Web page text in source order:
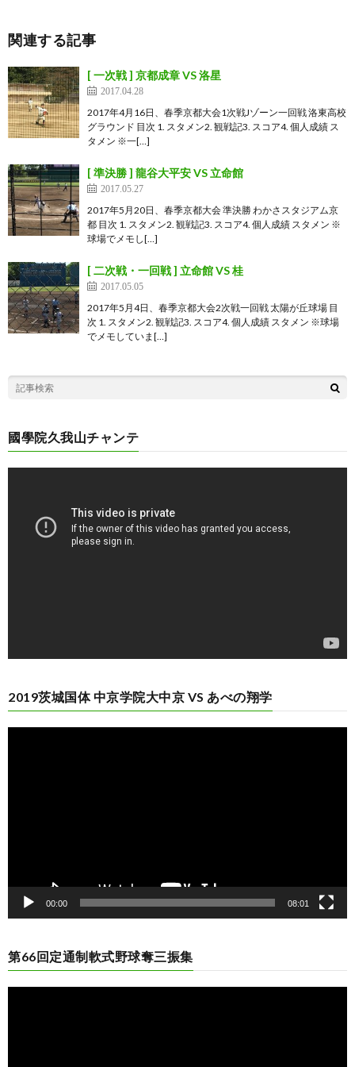
関連する記事
[ 一次戦 ] 京都成章 VS 洛星
2017.04.28
2017年4月16日、春季京都大会1次戦Jゾーン一回戦 洛東高校
グラウンド 目次 1. スタメン2. 観戦記3. スコア4. 個人成績 ス
タメン ※一[…]
[ 準決勝 ] 龍谷大平安 VS 立命館
2017.05.27
2017年5月20日、春季京都大会 準決勝 わかさスタジアム京
都 目次 1. スタメン2. 観戦記3. スコア4. 個人成績 スタメン ※
球場でメモし[…]
[ 二次戦・一回戦 ] 立命館 VS 桂
2017.05.05
2017年5月4日、春季京都大会2次戦一回戦 太陽が丘球場 目
次 1. スタメン2. 観戦記3. スコア4. 個人成績 スタメン ※球場
でメモしていま[…]
國學院久我山チャンテ
動
2019茨城国体 中京学院大中京 VS あべの翔学
動
00:00 08:01
第66回定通制軟式野球奪三振集
動